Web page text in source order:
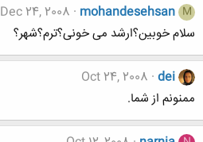
M
mohandesehsan
Dec 24, 2008
سلام خوبین؟ارشد می خونی؟ترم؟شهر؟
dei
Oct 24, 2008
ممنونم از شما.